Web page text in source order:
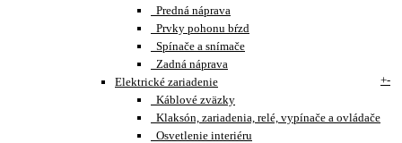
Predná náprava
Prvky pohonu bŕzd
Spínače a snímače
Zadná náprava
Elektrické zariadenie
+-
Káblové zväzky
Klaksón, zariadenia, relé, vypínače a ovládače
Osvetlenie interiéru